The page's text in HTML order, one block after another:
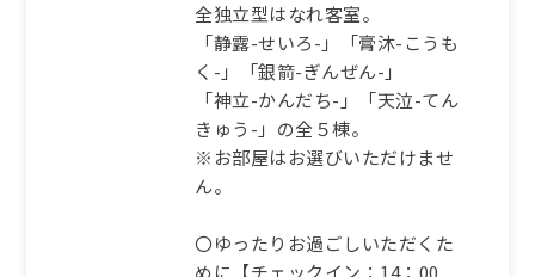
ふるさと納税宿泊クーポン対象施
設
【通年｜一人旅】耽溺
の”ひとり時間”、もう一つ
の京都、丹後で過ごす静謐
の休日【AH】
117,810円/人/泊 ～
全独立型はなれ客室。
「静露-せいろ-」「膏沐-こうも
く-」「銀箭-ぎんぜん-」
「神立-かんだち-」「天泣-てん
きゅう-」の全５棟。
※お部屋はお選びいただけませ
ん。
〇ゆったりお過ごしいただくた
めに【チェックイン：14：00